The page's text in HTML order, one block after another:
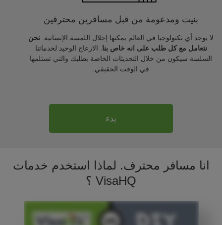
بنيت ومدعومة من قبل مسافرين محترفين
لا يوجد أي تكنولوجيا في العالم يمكنها إحلال اللمسة الإنسانية. نحن
نتعامل مع كل طلب على انه خاص بنا . الازعاج الوحيد لخدماتنا
السلسة سيكون من خلال التحديثات الخاصة بطلبك والتي تستلمها
في الوقت الحقيقي.
بدء
انا مسافر محترف. لماذا استخدم خدمات
VisaHQ ؟